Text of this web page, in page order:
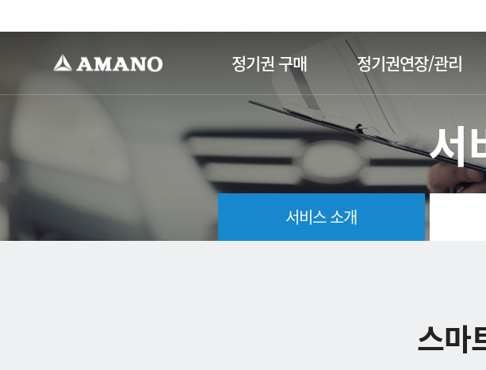
정기권 구매 정기권연장/관리
서
서비스 소개
스마